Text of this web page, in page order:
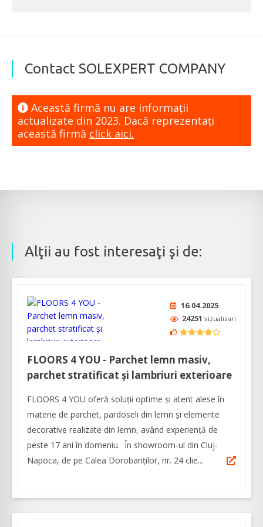
Contact SOLEXPERT COMPANY
Această firmă nu are informaţii
actualizate din 2023. Dacă reprezentaţi
această firmă click aici.
Alţii au fost interesaţi şi de:
16.04.2025
24251 vizualizari
FLOORS 4 YOU - Parchet lemn masiv,
parchet stratificat și lambriuri exterioare
FLOORS 4 YOU oferă soluții optime și atent alese în
materie de parchet, pardoseli din lemn şi elemente
decorative realizate din lemn, având experienţă de
peste 17 ani în domeniu. În showroom-ul din Cluj-
Napoca, de pe Calea Dorobanților, nr. 24 clie...